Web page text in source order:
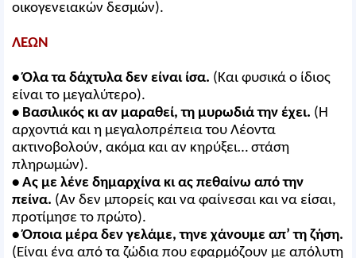
οικογενειακών δεσμών).
ΛΕΩΝ
• Όλα τα δάχτυλα δεν είναι ίσα. (Και φυσικά ο ίδιος
είναι το μεγαλύτερο).
• Βασιλικός κι αν μαραθεί, τη μυρωδιά την έχει. (Η
αρχοντιά και η μεγαλοπρέπεια του Λέοντα
ακτινοβολούν, ακόμα και αν κηρύξει… στάση
πληρωμών).
• Ας με λένε δημαρχίνα κι ας πεθαίνω από την
πείνα. (Αν δεν μπορείς και να φαίνεσαι και να είσαι,
προτίμησε το πρώτο).
• Όποια μέρα δεν γελάμε, τηνε χάνουμε απ’ τη ζήση.
(Είναι ένα από τα ζώδια που εφαρμόζουν με απόλυτη